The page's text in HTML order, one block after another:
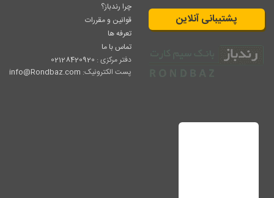
پشتیبانی آنلاین
چرا رندباز؟
قوانین و مقررات
تعرفه ها
تماس با ما
دفتر مرکزی : 02128420920
پست الکترونیک: info@Rondbaz.com